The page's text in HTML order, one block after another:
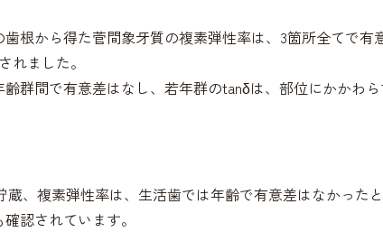
根から得た菅間象牙質の複素弾性率は、3箇所全てで有
れました。
群間で有意差はなし、若年群のtanδは、部位にかかわ
蔵、複素弾性率は、生活歯では年齢で有意差はなかった
認されています。